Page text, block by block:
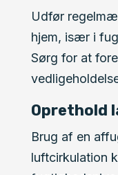
Udfør
hjem, især i
Sørg for at
Oprethold
Brug af en
luftcirkulation